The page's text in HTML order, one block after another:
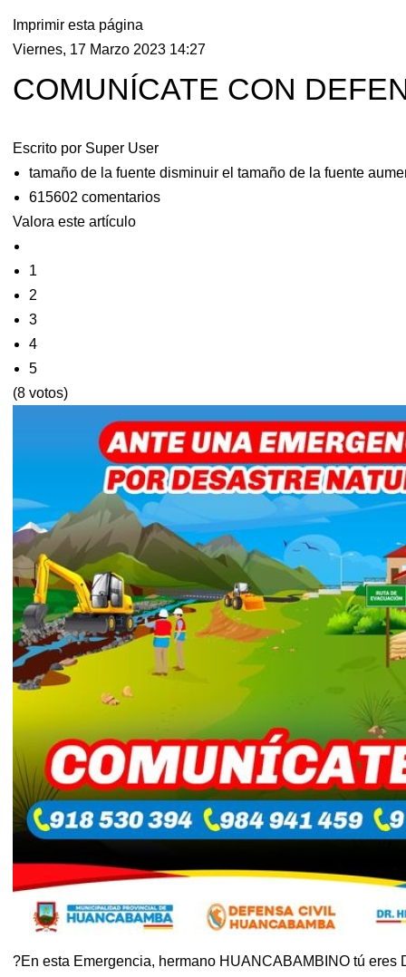
Imprimir esta página
Viernes, 17 Marzo 2023 14:27
COMUNÍCATE CON
Escrito por Super User
tamaño de la fuente disminuir el tamaño de la fuente
615602 comentarios
Valora este artículo
1
2
3
4
5
(8 votos)
?En esta Emergencia, hermano HUANCABAMBINO tú